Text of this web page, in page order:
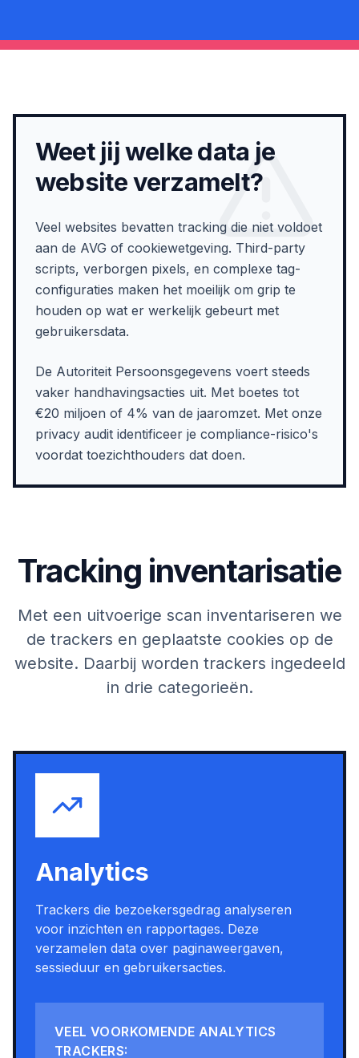
Weet jij welke data je
website verzamelt?
Veel websites bevatten tracking die niet voldoet
aan de AVG of cookiewetgeving. Third-party
scripts, verborgen pixels, en complexe tag-
configuraties maken het moeilijk om grip te
houden op wat er werkelijk gebeurt met
gebruikersdata.
De Autoriteit Persoonsgegevens voert steeds
vaker handhavingsacties uit. Met boetes tot
€20 miljoen of 4% van de jaaromzet. Met onze
privacy audit identificeer je compliance-risico's
voordat toezichthouders dat doen.
Tracking inventarisatie
Met een uitvoerige scan inventariseren we
de trackers en geplaatste cookies op de
website. Daarbij worden trackers ingedeeld
in drie categorieën.
Analytics
Trackers die bezoekersgedrag analyseren
voor inzichten en rapportages. Deze
verzamelen data over paginaweergaven,
sessieduur en gebruikersacties.
VEEL VOORKOMENDE ANALYTICS
TRACKERS: